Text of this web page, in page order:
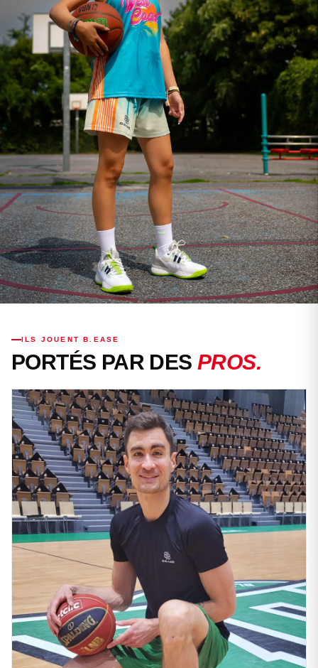
WEST COAST
Dès 39€
VOIR LE MAILLOT →
ILS JOUENT B.EASE
PORTÉS PAR DES PROS.